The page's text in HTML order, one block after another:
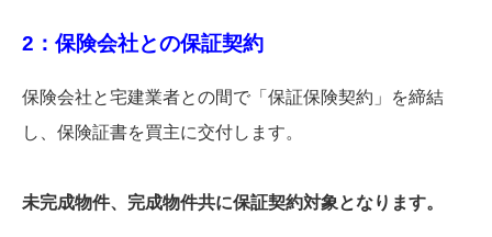
2：保険会社との保証契約
保険会社と宅建業者との間で「保証保険契約」を締結
し、保険証書を買主に交付します。
未完成物件、完成物件共に保証契約対象となります。